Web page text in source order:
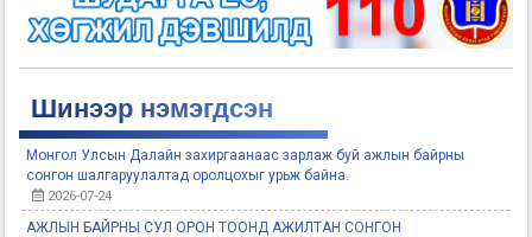
Шинээр нэмэгдсэн
Монгол Улсын Далайн захиргаанаас зарлаж буй ажлын байрны
сонгон шалгаруулалтад оролцохыг урьж байна.
2026-07-24
АЖЛЫН БАЙРНЫ СУЛ ОРОН ТООНД АЖИЛТАН СОНГОН